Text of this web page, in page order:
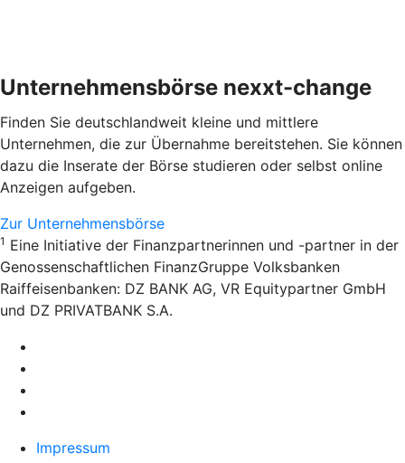
Unternehmensbörse nexxt-change
Finden Sie deutschlandweit kleine und mittlere
Unternehmen, die zur Übernahme bereitstehen. Sie können
dazu die Inserate der Börse studieren oder selbst online
Anzeigen aufgeben.
Zur Unternehmensbörse
1 Eine Initiative der Finanzpartnerinnen und -partner in der
Genossenschaftlichen FinanzGruppe Volksbanken
Raiffeisenbanken: DZ BANK AG, VR Equitypartner GmbH
und DZ PRIVATBANK S.A.
Impressum